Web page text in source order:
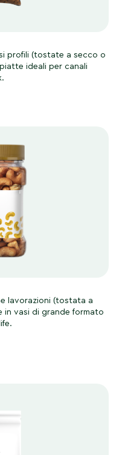
profili (tostate a secco o
ideali per canali
lavorazioni (tostata a
in vasi di grande formato